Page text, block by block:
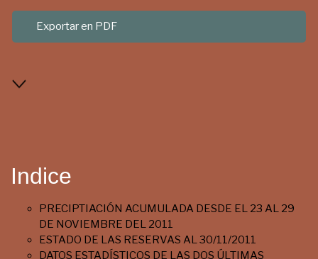
Exportar en PDF
Indice
PRECIPTIACIÓN ACUMULADA DESDE EL 23 AL 29
DE NOVIEMBRE DEL 2011
ESTADO DE LAS RESERVAS AL 30/11/2011
DATOS ESTADÍSTICOS DE LAS DOS ÚLTIMAS